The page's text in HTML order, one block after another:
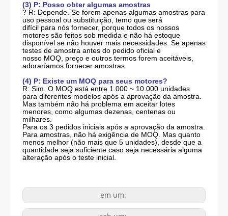
(3) P: Posso obter algumas amostras
? R: Depende. Se forem apenas algumas amostras para
uso pessoal ou substituição, temo que será
difícil para nós fornecer, porque todos os nossos
motores são feitos sob medida e não há estoque
disponível se não houver mais necessidades. Se apenas
testes de amostra antes do pedido oficial e
nosso MOQ, preço e outros termos forem aceitáveis,
adoraríamos fornecer amostras.
(4) P: Existe um MOQ para seus motores?
R: Sim. O MOQ está entre 1.000 ~ 10.000 unidades
para diferentes modelos após a aprovação da amostra.
Mas também não há problema em aceitar lotes
menores, como algumas dezenas, centenas ou
milhares.
Para os 3 pedidos iniciais após a aprovação da amostra.
Para amostras, não há exigência de MOQ. Mas quanto
menos melhor (não mais que 5 unidades), desde que a
quantidade seja suficiente caso seja necessária alguma
alteração após o teste inicial.
em um: